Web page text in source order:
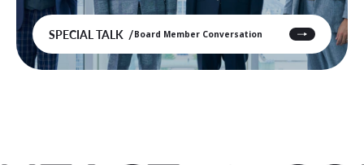
SPECIAL TALK Board Member Conversation